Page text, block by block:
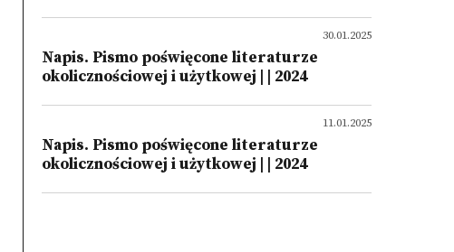
30.01.2025
Napis. Pismo poświęcone literaturze
okolicznościowej i użytkowej | | 2024
11.01.2025
Napis. Pismo poświęcone literaturze
okolicznościowej i użytkowej | | 2024